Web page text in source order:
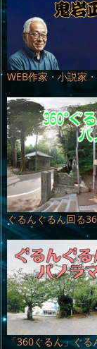
WEB作家・小説家
ぐるんぐるん回る
「360ぐるん」ぐ